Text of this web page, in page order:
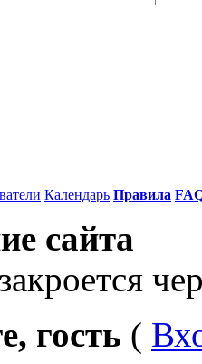
Календарь Правила
сайта
гость (